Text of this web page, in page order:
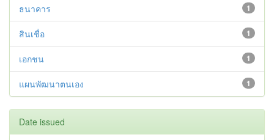
1
ธนาคาร
1
สินเชื่อ
1
เอกชน
1
แผนพัฒนาตนเอง
Date issued